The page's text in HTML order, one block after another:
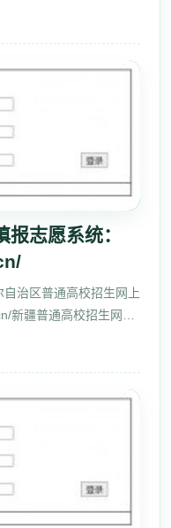
stu/stuLogin 密码
志愿系统：
治区普通高校招生网上
新疆普通高校招生网上
醒：本系统不支持用手